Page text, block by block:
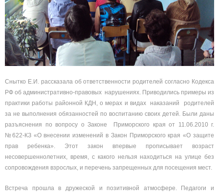
Снытко Е.И. рассказала об ответственности родителей согласно Кодекса
РФ об административно-правовых нарушениях. Приводились примеры из
практики работы районной КДН, о мерах и видах наказаний родителей
за не выполнения обязанностей по воспитанию своих детей. Были даны
разъяснения по вопросу о Законе Приморского края от 11.06.2010 г.
№622-КЗ «О внесении изменений в Закон Приморского края «О защите
прав ребенка». Этот закон впервые прописывает возраст
несовершеннолетних, время, с какого нельзя находиться на улице без
сопровождения взрослых, и перечень запрещенных для посещения мест.
Встреча прошла в дружеской и позитивной атмосфере. Педагоги и